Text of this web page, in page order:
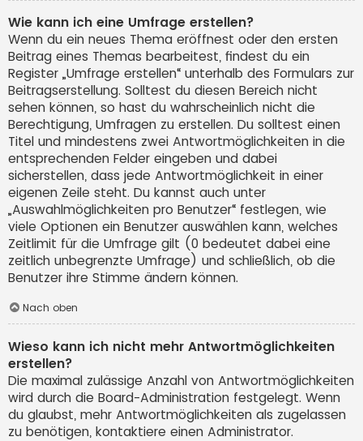
Wie kann ich eine Umfrage erstellen?
Wenn du ein neues Thema eröffnest oder den ersten
Beitrag eines Themas bearbeitest, findest du ein
Register „Umfrage erstellen“ unterhalb des Formulars zur
Beitragserstellung. Solltest du diesen Bereich nicht
sehen können, so hast du wahrscheinlich nicht die
Berechtigung, Umfragen zu erstellen. Du solltest einen
Titel und mindestens zwei Antwortmöglichkeiten in die
entsprechenden Felder eingeben und dabei
sicherstellen, dass jede Antwortmöglichkeit in einer
eigenen Zeile steht. Du kannst auch unter
„Auswahlmöglichkeiten pro Benutzer“ festlegen, wie
viele Optionen ein Benutzer auswählen kann, welches
Zeitlimit für die Umfrage gilt (0 bedeutet dabei eine
zeitlich unbegrenzte Umfrage) und schließlich, ob die
Benutzer ihre Stimme ändern können.
Nach oben
Wieso kann ich nicht mehr Antwortmöglichkeiten
erstellen?
Die maximal zulässige Anzahl von Antwortmöglichkeiten
wird durch die Board-Administration festgelegt. Wenn
du glaubst, mehr Antwortmöglichkeiten als zugelassen
zu benötigen, kontaktiere einen Administrator.